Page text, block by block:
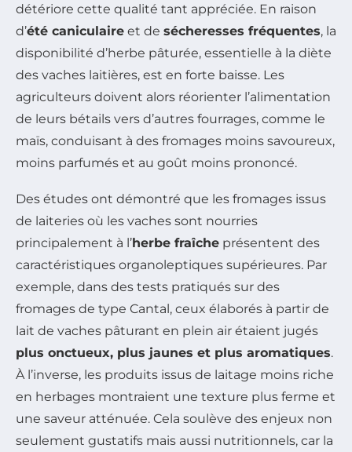
détériore cette qualité tant appréciée. En raison
d’été caniculaire et de sécheresses fréquentes, la
disponibilité d’herbe pâturée, essentielle à la diète
des vaches laitières, est en forte baisse. Les
agriculteurs doivent alors réorienter l’alimentation
de leurs bétails vers d’autres fourrages, comme le
maïs, conduisant à des fromages moins savoureux,
moins parfumés et au goût moins prononcé.
Des études ont démontré que les fromages issus
de laiteries où les vaches sont nourries
principalement à l’herbe fraîche présentent des
caractéristiques organoleptiques supérieures. Par
exemple, dans des tests pratiqués sur des
fromages de type Cantal, ceux élaborés à partir de
lait de vaches pâturant en plein air étaient jugés
plus onctueux, plus jaunes et plus aromatiques.
À l’inverse, les produits issus de laitage moins riche
en herbages montraient une texture plus ferme et
une saveur atténuée. Cela soulève des enjeux non
seulement gustatifs mais aussi nutritionnels, car la